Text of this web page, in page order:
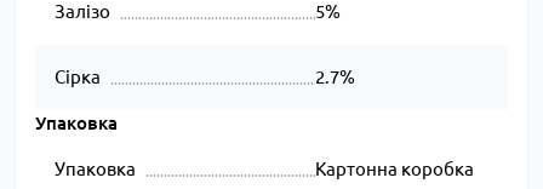
Залізо 5%
Сірка 2.7%
Упаковка
Упаковка Картонна коробка